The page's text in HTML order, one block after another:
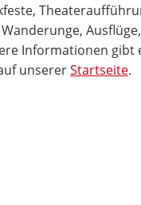
Informationen gibt
unsererStartseite.